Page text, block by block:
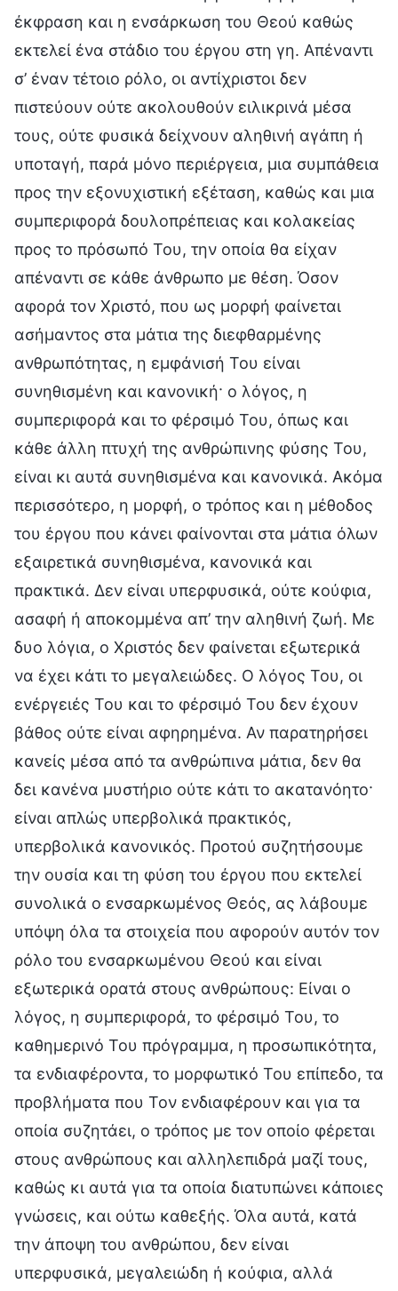
έκφραση και η ενσάρκωση του Θεού καθώς
εκτελεί ένα στάδιο του έργου στη γη. Απέναντι
σ’ έναν τέτοιο ρόλο, οι αντίχριστοι δεν
πιστεύουν ούτε ακολουθούν ειλικρινά μέσα
τους, ούτε φυσικά δείχνουν αληθινή αγάπη ή
υποταγή, παρά μόνο περιέργεια, μια συμπάθεια
προς την εξονυχιστική εξέταση, καθώς και μια
συμπεριφορά δουλοπρέπειας και κολακείας
προς το πρόσωπό Του, την οποία θα είχαν
απέναντι σε κάθε άνθρωπο με θέση. Όσον
αφορά τον Χριστό, που ως μορφή φαίνεται
ασήμαντος στα μάτια της διεφθαρμένης
ανθρωπότητας, η εμφάνισή Του είναι
συνηθισμένη και κανονική· ο λόγος, η
συμπεριφορά και το φέρσιμό Του, όπως και
κάθε άλλη πτυχή της ανθρώπινης φύσης Του,
είναι κι αυτά συνηθισμένα και κανονικά. Ακόμα
περισσότερο, η μορφή, ο τρόπος και η μέθοδος
του έργου που κάνει φαίνονται στα μάτια όλων
εξαιρετικά συνηθισμένα, κανονικά και
πρακτικά. Δεν είναι υπερφυσικά, ούτε κούφια,
ασαφή ή αποκομμένα απ’ την αληθινή ζωή. Με
δυο λόγια, ο Χριστός δεν φαίνεται εξωτερικά
να έχει κάτι το μεγαλειώδες. Ο λόγος Του, οι
ενέργειές Του και το φέρσιμό Του δεν έχουν
βάθος ούτε είναι αφηρημένα. Αν παρατηρήσει
κανείς μέσα από τα ανθρώπινα μάτια, δεν θα
δει κανένα μυστήριο ούτε κάτι το ακατανόητο·
είναι απλώς υπερβολικά πρακτικός,
υπερβολικά κανονικός. Προτού συζητήσουμε
την ουσία και τη φύση του έργου που εκτελεί
συνολικά ο ενσαρκωμένος Θεός, ας λάβουμε
υπόψη όλα τα στοιχεία που αφορούν αυτόν τον
ρόλο του ενσαρκωμένου Θεού και είναι
εξωτερικά ορατά στους ανθρώπους: Είναι ο
λόγος, η συμπεριφορά, το φέρσιμό Του, το
καθημερινό Του πρόγραμμα, η προσωπικότητα,
τα ενδιαφέροντα, το μορφωτικό Του επίπεδο, τα
προβλήματα που Τον ενδιαφέρουν και για τα
οποία συζητάει, ο τρόπος με τον οποίο φέρεται
στους ανθρώπους και αλληλεπιδρά μαζί τους,
καθώς κι αυτά για τα οποία διατυπώνει κάποιες
γνώσεις, και ούτω καθεξής. Όλα αυτά, κατά
την άποψη του ανθρώπου, δεν είναι
υπερφυσικά, μεγαλειώδη ή κούφια, αλλά